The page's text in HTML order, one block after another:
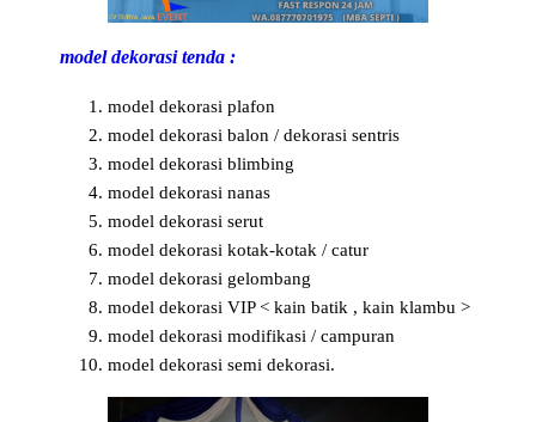
model dekorasi tenda :
model dekorasi plafon
model dekorasi balon / dekorasi sentris
model dekorasi blimbing
model dekorasi nanas
model dekorasi serut
model dekorasi kotak-kotak / catur
model dekorasi gelombang
model dekorasi VIP < kain batik , kain klambu >
model dekorasi modifikasi / campuran
model dekorasi semi dekorasi.